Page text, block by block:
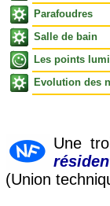
Parafoudres
Salle de bain
Les points
Evolution des
Une
(Union